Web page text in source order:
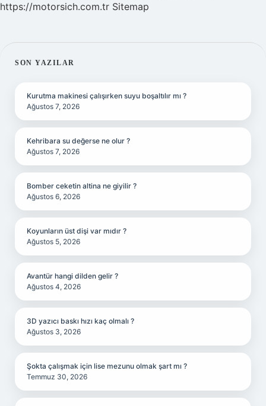
https://motorsich.com.tr Sitemap
SIDEBAR
SON YAZILAR
Kurutma makinesi çalışırken suyu boşaltılır mı ?
Ağustos 7, 2026
Kehribara su değerse ne olur ?
Ağustos 7, 2026
Bomber ceketin altina ne giyilir ?
Ağustos 6, 2026
Koyunların üst dişi var mıdır ?
Ağustos 5, 2026
Avantür hangi dilden gelir ?
Ağustos 4, 2026
3D yazıcı baskı hızı kaç olmalı ?
Ağustos 3, 2026
Şokta çalışmak için lise mezunu olmak şart mı ?
Temmuz 30, 2026